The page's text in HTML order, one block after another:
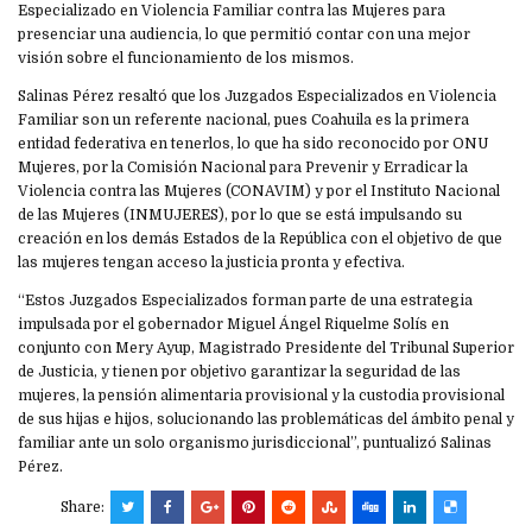
Especializado en Violencia Familiar contra las Mujeres para
presenciar una audiencia, lo que permitió contar con una mejor
visión sobre el funcionamiento de los mismos.
Salinas Pérez resaltó que los Juzgados Especializados en Violencia
Familiar son un referente nacional, pues Coahuila es la primera
entidad federativa en tenerlos, lo que ha sido reconocido por ONU
Mujeres, por la Comisión Nacional para Prevenir y Erradicar la
Violencia contra las Mujeres (CONAVIM) y por el Instituto Nacional
de las Mujeres (INMUJERES), por lo que se está impulsando su
creación en los demás Estados de la República con el objetivo de que
las mujeres tengan acceso la justicia pronta y efectiva.
“Estos Juzgados Especializados forman parte de una estrategia
impulsada por el gobernador Miguel Ángel Riquelme Solís en
conjunto con Mery Ayup, Magistrado Presidente del Tribunal Superior
de Justicia, y tienen por objetivo garantizar la seguridad de las
mujeres, la pensión alimentaria provisional y la custodia provisional
de sus hijas e hijos, solucionando las problemáticas del ámbito penal y
familiar ante un solo organismo jurisdiccional”, puntualizó Salinas
Pérez.
Share: